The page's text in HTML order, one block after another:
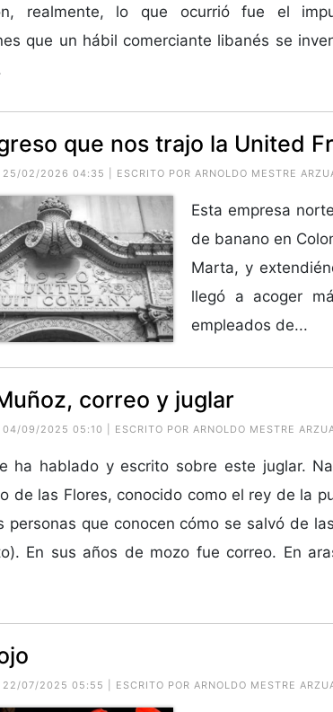
realmente, lo que ocurrió fue el
que un hábil comerciante libanés se
que nos trajo la United
25/02/2026 04:35 | ESCRITO POR ARNOLDO MESTRE
Esta empresa
de banano en
Marta, y
llegó a acoger
empleados de...
correo y juglar
04/09/2025 05:10 | ESCRITO POR ARNOLDO MESTRE
ha hablado y escrito sobre este juglar.
de las Flores, conocido como el rey de la
personas que conocen cómo se salvó de
En sus años de mozo fue correo. En
22/07/2025 05:55 | ESCRITO POR ARNOLDO MESTRE